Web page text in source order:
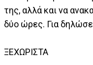
της, αλλά και να
δύο ώρες. Για
ΞΕΧΩΡΙΣΤΑ